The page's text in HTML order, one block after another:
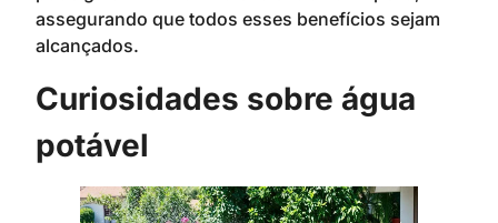
assegurando que todos esses benefícios sejam
alcançados.
Curiosidades sobre água
potável